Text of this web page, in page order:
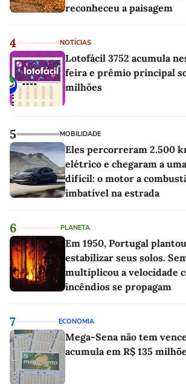
reconheceu a paisagem
4 NOTÍCIAS
Lotofácil 3752 acumula
feira e prêmio principal
milhões
5 MOBILIDADE
Eles percorreram 2.500
elétrico e chegaram a
difícil: o motor a
imbatível na estrada
6 PLANETA
Em 1950, Portugal
estabilizar seus solos.
multiplicou a velocidade
incêndios se propagam
7 ECONOMIA
Mega-Sena não tem
acumula em R$ 135